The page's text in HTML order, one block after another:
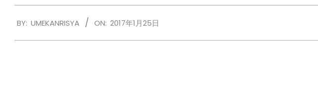
01-
BY: UMEKANRISYA ON: 2017年1月25日